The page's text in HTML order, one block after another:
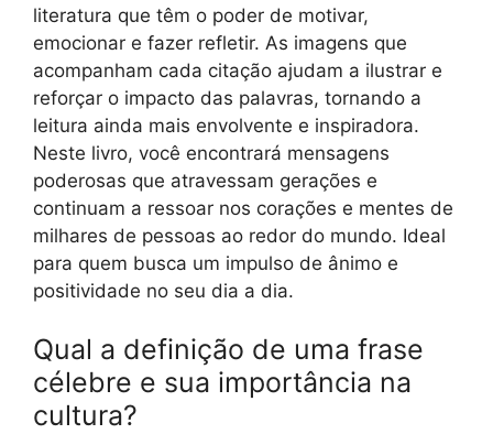
literatura que têm o poder de motivar,
emocionar e fazer refletir. As imagens que
acompanham cada citação ajudam a ilustrar e
reforçar o impacto das palavras, tornando a
leitura ainda mais envolvente e inspiradora.
Neste livro, você encontrará mensagens
poderosas que atravessam gerações e
continuam a ressoar nos corações e mentes de
milhares de pessoas ao redor do mundo. Ideal
para quem busca um impulso de ânimo e
positividade no seu dia a dia.
Qual a definição de uma frase
célebre e sua importância na
cultura?